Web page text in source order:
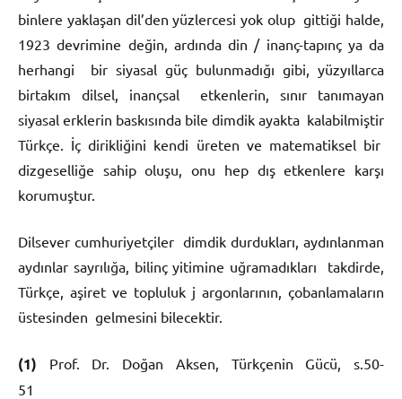
binlere yaklaşan dil’den yüzlercesi yok olup gittiği halde,
1923 devrimine değin, ardında din / inanç-tapınç ya da
herhangi bir siyasal güç bulunmadığı gibi, yüzyıllarca
birtakım dilsel, inançsal etkenlerin, sınır tanımayan
siyasal erklerin baskısında bile dimdik ayakta kalabilmiştir
Türkçe. İç dirikliğini kendi üreten ve matematiksel bir
dizgeselliğe sahip oluşu, onu hep dış etkenlere karşı
korumuştur.
Dilsever cumhuriyetçiler dimdik durdukları, aydınlanman
aydınlar sayrılığa, bilinç yitimine uğramadıkları takdirde,
Türkçe, aşiret ve topluluk j argonlarının, çobanlamaların
üstesinden gelmesini bilecektir.
(1) Prof. Dr. Doğan Aksen, Türkçenin Gücü, s.50-